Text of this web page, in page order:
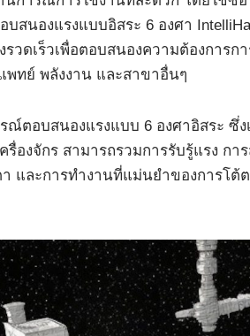
สนองแรงแบบอิสระ 6 องศา
วดเร็วเพื่อตอบสนองความต้องการ
ทย์ พลังงาน และสาขาอื่นๆ
ณ์ตอบสนองแรงแบบ 6 องศาอิสระ ซึ่
องจักร สามารถรวมการรับรู้แรง กา
และการทำงานที่แม่นยำของการโ